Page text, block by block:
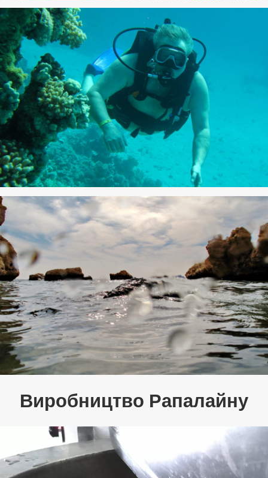
Виробництво Рапалайну